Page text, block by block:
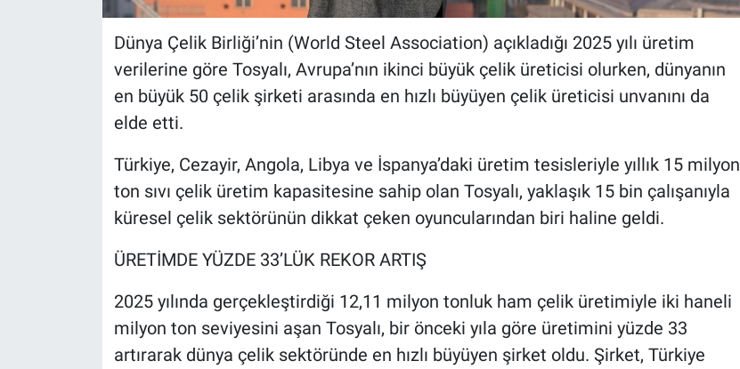
Dünya Çelik Birliği’nin (World Steel Association) açıkladığı 2025 yılı üretim
verilerine göre Tosyalı, Avrupa’nın ikinci büyük çelik üreticisi olurken, dünyanın
en büyük 50 çelik şirketi arasında en hızlı büyüyen çelik üreticisi unvanını da
elde etti.
Türkiye, Cezayir, Angola, Libya ve İspanya’daki üretim tesisleriyle yıllık 15 milyon
ton sıvı çelik üretim kapasitesine sahip olan Tosyalı, yaklaşık 15 bin çalışanıyla
küresel çelik sektörünün dikkat çeken oyuncularından biri haline geldi.
ÜRETİMDE YÜZDE 33’LÜK REKOR ARTIŞ
2025 yılında gerçekleştirdiği 12,11 milyon tonluk ham çelik üretimiyle iki haneli
milyon ton seviyesini aşan Tosyalı, bir önceki yıla göre üretimini yüzde 33
artırarak dünya çelik sektöründe en hızlı büyüyen şirket oldu. Şirket, Türkiye